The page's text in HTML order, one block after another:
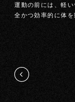
運動の前には、軽
全かつ効率的に体を